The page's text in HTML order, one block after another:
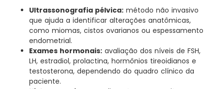
Ultrassonografia pélvica: método não invasivo
que ajuda a identificar alterações anatômicas,
como miomas, cistos ovarianos ou espessamento
endometrial.
Exames hormonais: avaliação dos níveis de FSH,
LH, estradiol, prolactina, hormônios tireoidianos e
testosterona, dependendo do quadro clínico da
paciente.